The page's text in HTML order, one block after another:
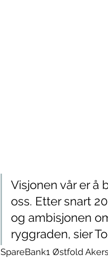
Visjonen vår er å
oss. Etter snart
og ambisjonen
ryggraden, sier
SpareBank1 Østfold